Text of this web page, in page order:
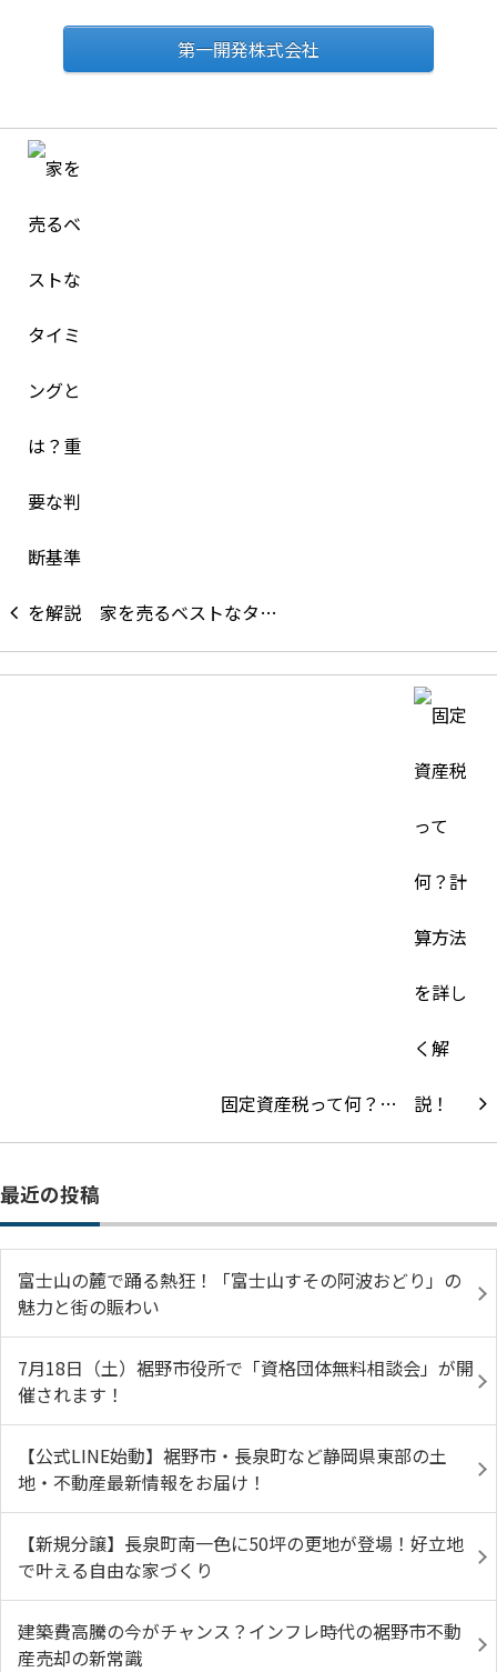
第一開発株式会社
家を売るベストなタ…
固定資産税って何？…
最近の投稿
富士山の麓で踊る熱狂！「富士山すその阿波おどり」の
魅力と街の賑わい
7月18日（土）裾野市役所で「資格団体無料相談会」が開
催されます！
【公式LINE始動】裾野市・長泉町など静岡県東部の土
地・不動産最新情報をお届け！
【新規分譲】長泉町南一色に50坪の更地が登場！好立地
で叶える自由な家づくり
建築費高騰の今がチャンス？インフレ時代の裾野市不動
産売却の新常識